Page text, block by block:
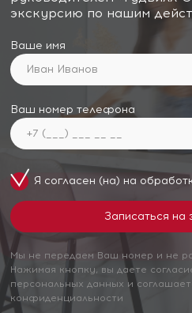
экскурсию по нашим
Ваше имя
Ваш номер телефона
Я согласен (на) на
Мы не передаем Ваш номер и не
Нажимая кнопку, вы даете
персональных данных и
конфиденциальности